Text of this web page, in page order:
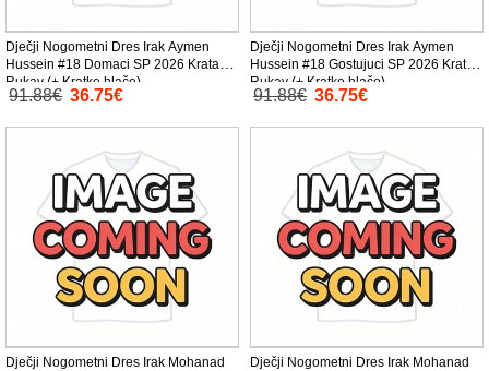
Dječji Nogometni Dres Irak Aymen
Hussein #18 Domaci SP 2026 Kratak
Rukav (+ Kratke hlače)
91.88€ 36.75€
Dječji Nogometni Dres Irak Aymen
Hussein #18 Gostujuci SP 2026 Kratak
Rukav (+ Kratke hlače)
91.88€ 36.75€
Dječji Nogometni Dres Irak Mohanad
Dječji Nogometni Dres Irak Mohanad